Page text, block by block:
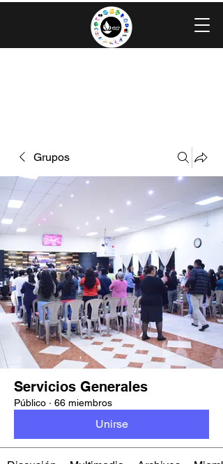
Grupos
Servicios Generales
Público · 66 miembros
Unirse